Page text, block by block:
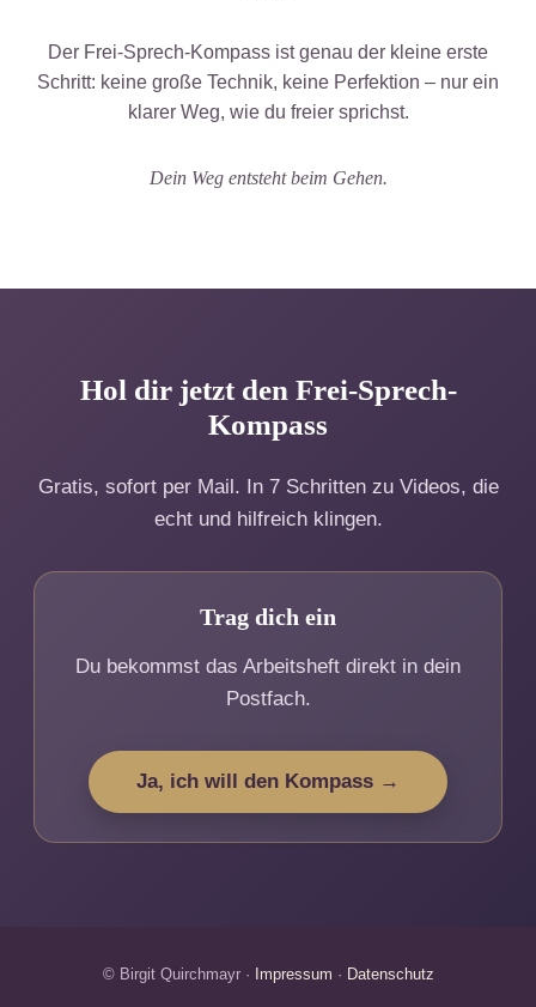
Der Frei-Sprech-Kompass ist genau der kleine erste
Schritt: keine große Technik, keine Perfektion – nur ein
klarer Weg, wie du freier sprichst.
Dein Weg entsteht beim Gehen.
Hol dir jetzt den Frei-Sprech-
Kompass
Gratis, sofort per Mail. In 7 Schritten zu Videos, die
echt und hilfreich klingen.
Trag dich ein
Du bekommst das Arbeitsheft direkt in dein
Postfach.
Ja, ich will den Kompass →
© Birgit Quirchmayr · Impressum · Datenschutz